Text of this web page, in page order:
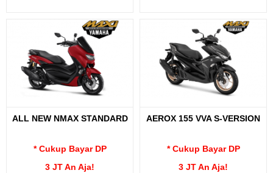
ALL NEW NMAX STANDARD
* Cukup Bayar DP
3 JT An Aja!
AEROX 155 VVA S-VERSION
* Cukup Bayar DP
3 JT An Aja!